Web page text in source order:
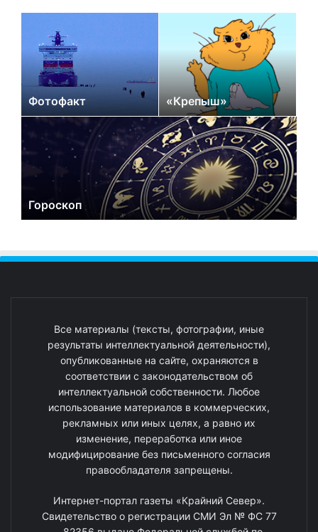
Фотофакт «Крепыш»
Гороскоп
Все материалы (тексты, фотографии, иные
результаты интеллектуальной деятельности),
опубликованные на сайте, охраняются в
соответствии с законодательством об
интеллектуальной собственности. Любое
использование материалов в коммерческих,
рекламных или иных целях, а равно их
изменение, переработка или иное
модифицирование без письменного согласия
правообладателя запрещены.
Интернет-портал газеты «Крайний Север».
Свидетельство о регистрации СМИ Эл № ФС 77